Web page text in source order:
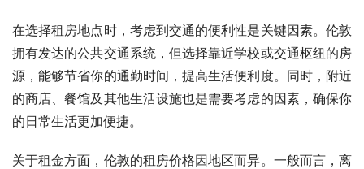
在选择租房地点时，考虑到交通的便利性是关键因素。伦敦
拥有发达的公共交通系统，但选择靠近学校或交通枢纽的房
源，能够节省你的通勤时间，提高生活便利度。同时，附近
的商店、餐馆及其他生活设施也是需要考虑的因素，确保你
的日常生活更加便捷。
关于租金方面，伦敦的租房价格因地区而异。一般而言，离